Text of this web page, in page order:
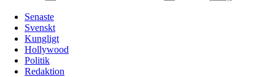
Senaste
Svenskt
Kungligt
Hollywood
Politik
Redaktion